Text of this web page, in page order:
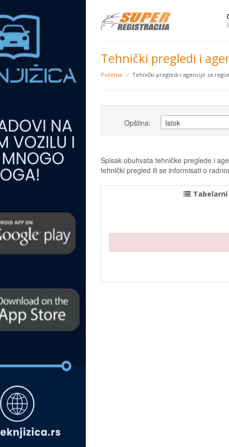
Tehnički pregledi i
Početna Tehnički pregledi i agencije za
Opština: Istok
Spisak obuhvata tehničke preglede i
tehnički pregled ili se informisati o